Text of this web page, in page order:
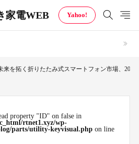
家電WEB Yahoo!
来を拓く折りたたみ式スマートフォン市場、
property "ID" on false in
rtnet1.xyz/wp-
parts/utility-keyvisual.phpon line